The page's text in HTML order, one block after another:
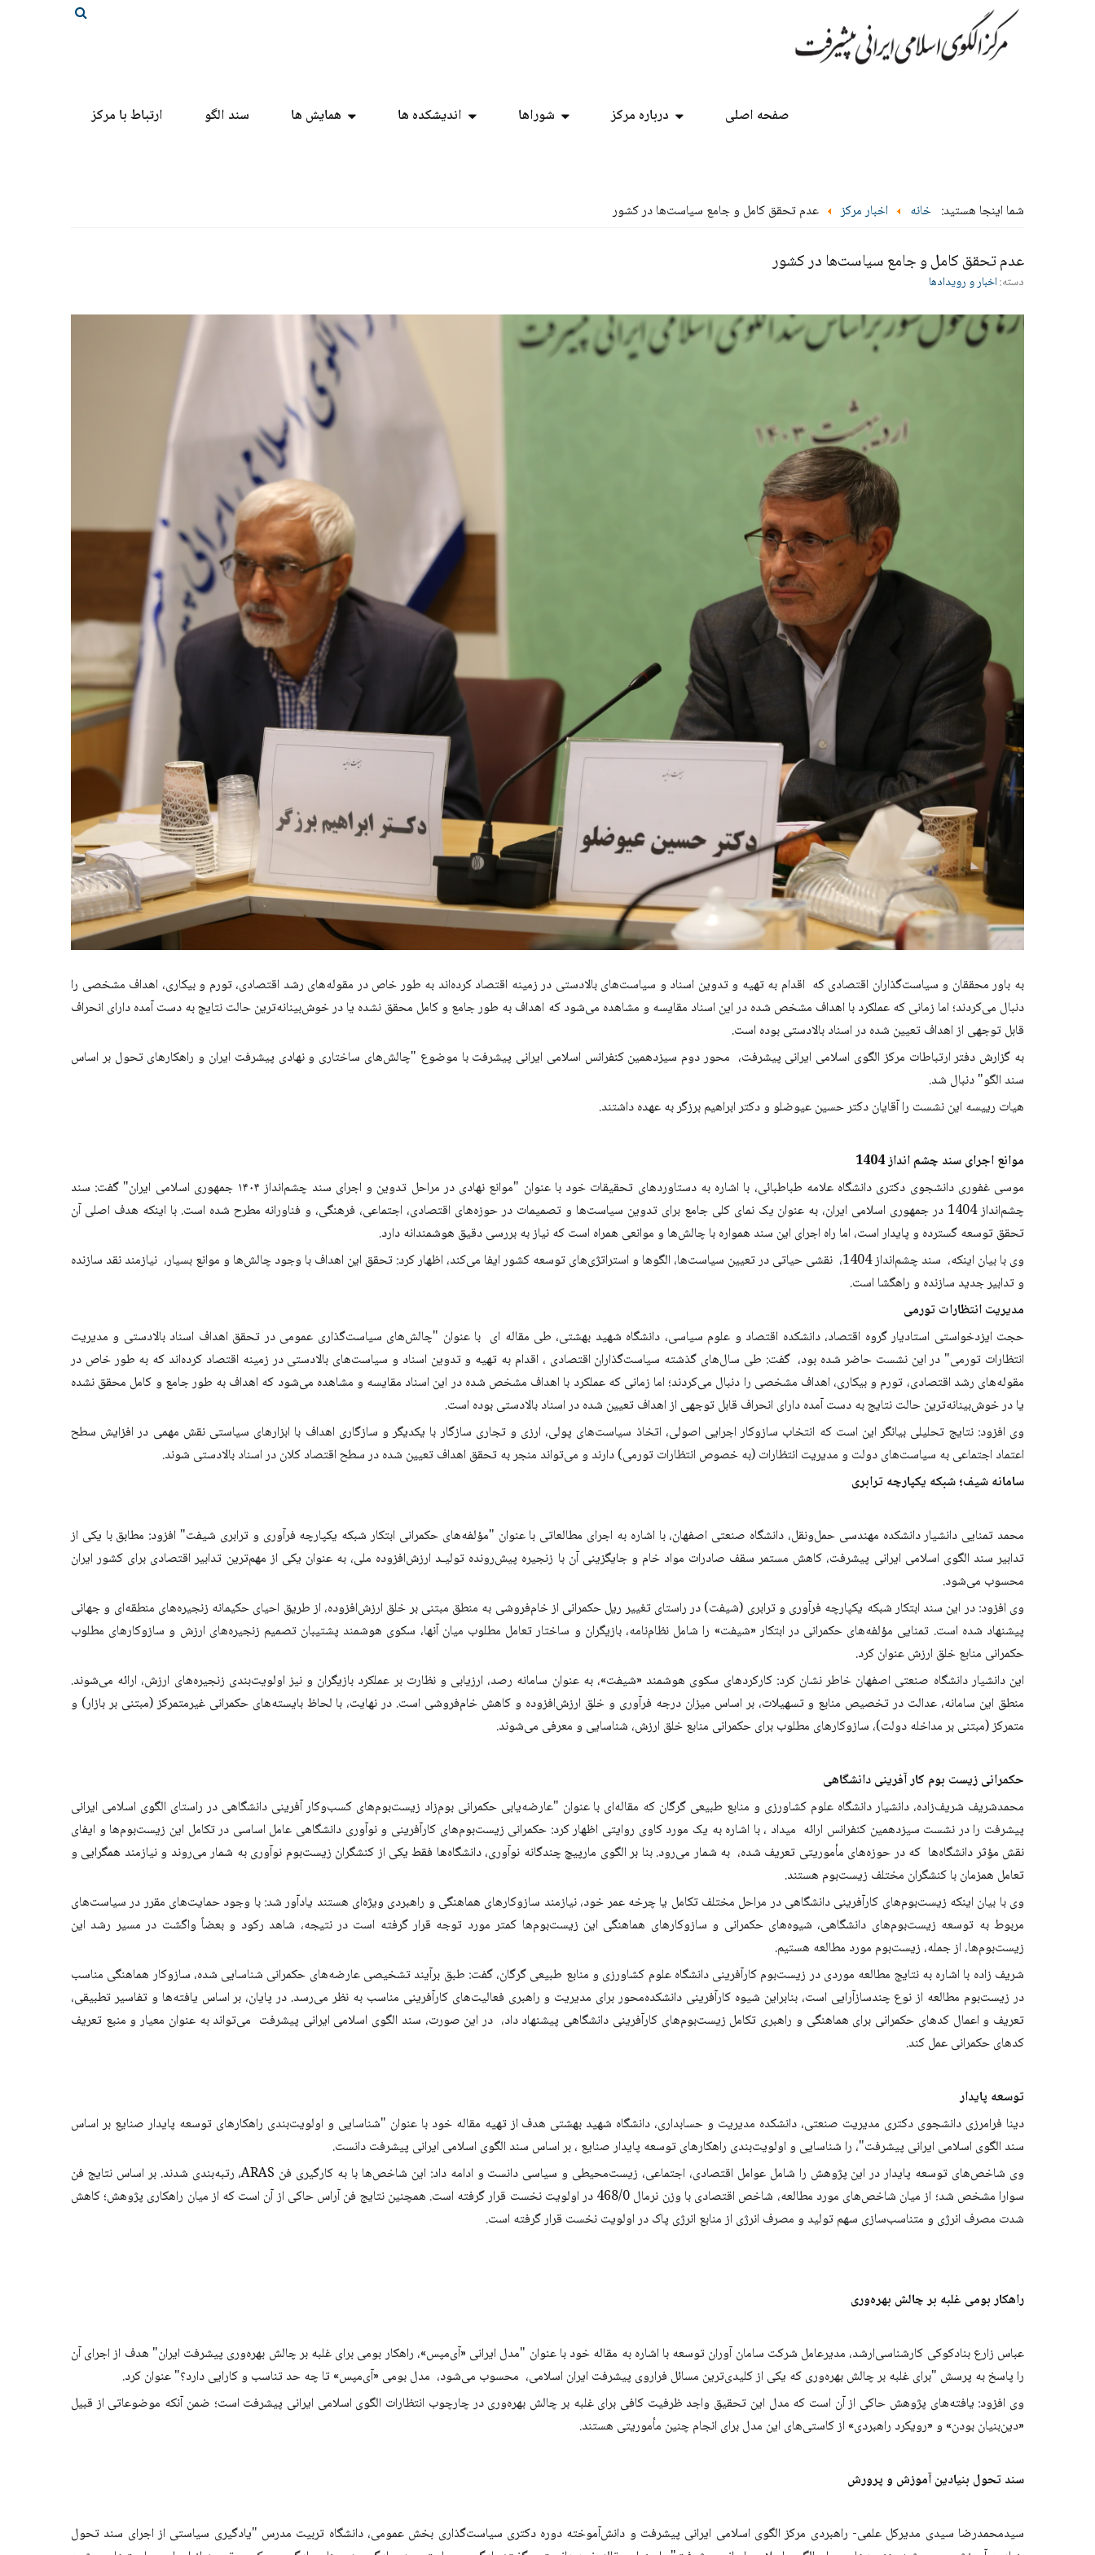
صفحه اصلی درباره مرکز شوراها اندیشکده ها همایش ها سند الگو ارتباط با مرکز
شما اینجا هستید: خانه اخبار مرکز عدم تحقق کامل و جامع سیاست‌ها در کشور
عدم تحقق کامل و جامع سیاست‌ها در کشور
دسته:اخبار و رویدادها
به باور محققان و سیاست‌گذاران اقتصادی که اقدام به تهیه و تدوین اسناد و سیاست‌های بالادستی در زمینه اقتصاد کرده‌اند به طور خاص در مقوله‌های رشد اقتصادی، تورم و بیکاری، اهداف مشخصی را
دنبال می‌کردند؛ اما زمانی که عملکرد با اهداف مشخص شده در این اسناد مقایسه و مشاهده می‌شود که اهداف به طور جامع و کامل محقق نشده‌ یا در خوش‌بینانه‌ترین حالت نتایج به دست آمده دارای انحراف
قابل توجهی از اهداف تعیین شده در اسناد بالادستی بوده است.
به گزارش دفتر ارتباطات مرکز الگوی اسلامی ایرانی پیشرفت، محور دوم سیزدهمین کنفرانس اسلامی ایرانی پیشرفت با موضوع "چالش‌های ساختاری و نهادی پیشرفت ایران و راهکارهای تحول بر اساس
سند الگو" دنبال شد.
هیات رییسه این نشست را آقایان دکتر حسین عیوضلو و دکتر ابراهیم برزگر به عهده داشتند.
موانع اجرای سند چشم انداز 1404
موسی غفوری دانشجوی دکتری دانشگاه علامه طباطبائی، با اشاره به دستاوردهای تحقیقات خود با عنوان "موانع نهادی در مراحل تدوین و اجرای سند چشم‌انداز ۱۴۰۴ جمهوری اسلامی ایران" گفت: سند
چشم‌انداز 1404 در جمهوری اسلامی ایران، به عنوان یک نمای کلی جامع برای تدوین سیاست‌ها و تصمیمات در حوزه‌های اقتصادی، اجتماعی، فرهنگی، و فناورانه مطرح شده است. با اینکه هدف اصلی آن
تحقق توسعه گسترده و پایدار است، اما راه اجرای این سند همواره با چالش‌ها و موانعی همراه است که نیاز به بررسی دقیق هوشمندانه دارد.
وی با بیان اینکه، سند چشم‌انداز 1404، نقشی حیاتی در تعیین سیاست‌ها، الگوها و استراتژی‌های توسعه کشور ایفا می‌کند، اظهار کرد: تحقق این اهداف با وجود چالش‌ها و موانع بسیار، نیازمند نقد سازنده
و تدابیر جدید سازنده و راهگشا است.
مدیریت انتظارات تورمی
حجت ایزد‌خواستی استادیار گروه اقتصاد، دانشکده اقتصاد و علوم سیاسی، دانشگاه شهید بهشتی، طی مقاله ای با عنوان "چالش‌های سیاست‌گذاری عمومی در تحقق اهداف اسناد بالادستی و مدیریت
انتظارات تورمی" در این نشست حاضر شده بود، گفت: طی سال‌های گذشته سیاست‌گذاران اقتصادی ، اقدام به تهیه و تدوین اسناد و سیاست‌های بالادستی در زمینه اقتصاد کرده‌اند که به طور خاص در
مقوله‌های رشد اقتصادی، تورم و بیکاری، اهداف مشخصی را دنبال می‌کردند؛ اما زمانی که عملکرد با اهداف مشخص شده در این اسناد مقایسه و مشاهده می‌شود که اهداف به طور جامع و کامل محقق نشده‌
یا در خوش‌بینانه‌ترین حالت نتایج به دست آمده دارای انحراف قابل توجهی از اهداف تعیین شده در اسناد بالادستی بوده است.
وی افزود: نتایج تحلیلی بیانگر این است که انتخاب سازوکار اجرایی اصولی، اتخاذ سیاست‌های پولی، ارزی و تجاری سازگار با یکدیگر و سازگاری اهداف با ابزارهای سیاستی نقش مهمی در افزایش سطح
اعتماد اجتماعی به سیاست‌های دولت و مدیریت انتظارات (به خصوص انتظارات تورمی) دارند و می‌تواند منجر به تحقق اهداف تعیین شده در سطح اقتصاد کلان در اسناد بالادستی شوند.
سامانه شیف؛ شبکه یکپارچه ترابری
محمد تمنایی دانشیار دانشکده مهندسی حمل‌ونقل، دانشگاه صنعتی اصفهان، با اشاره به اجرای مطالعاتی با عنوان "مؤلفه‌های حکمرانی ابتکار شبکه‌ یکپارچه‌ فرآوری و ترابری شیفت" افزود: مطابق با یکی از
تدابیر سند الگوی اسلامی ایرانی پیشرفت، کاهش مستمر سقف صادرات مواد خام و جایگزینی آن با زنجیره‌ پیش‌رونده‌ تولیـد ارزش‌افزوده ملی، به عنوان یکی از مهم‌ترین تدابیر اقتصادی برای کشور ایران
محسوب می‌شود.
وی افزود: در این سند ابتکار شبکه‌ یکپارچه‌ فرآوری و ترابری (شیفت) در راستای تغییر ریل حکمرانی از خام‌فروشی به منطق مبتنی بر خلق ارزش‌افزوده، از طریق احیای حکیمانه‌ زنجیره‌های منطقه‌ای و جهانی
پیشنهاد شده ‌است. تمنایی مؤلفه‌های حکمرانی در ابتکار «شیفت» را شامل نظام‌نامه‌، بازیگران و ساختار تعامل‌ مطلوب میان آنها، سکوی هوشمند پشتیبان تصمیم زنجیره‌های ارزش و سازوکارهای مطلوب
حکمرانی منابع خلق ارزش عنوان کرد.
این دانشیار دانشگاه صنعتی اصفهان خاطر نشان کرد: کارکردهای سکوی هوشمند «شیفت»، به عنوان سامانه رصد، ارزیابی و نظارت بر عملکرد بازیگران و نیز اولویت‌بندی زنجیره‌های ارزش، ارائه می‌شوند.
منطق این سامانه، عدالت در تخصیص منابع و تسهیلات، بر اساس میزان درجه‌ فرآوری و خلق ارزش‌افزوده و کاهش خام‌فروشی است. در نهایت، با لحاظ بایسته‌های حکمرانی غیرمتمرکز (مبتنی بر بازار) و
متمرکز (مبتنی بر مداخله دولت)، سازوکارهای مطلوب برای حکمرانی منابع خلق ارزش، شناسایی و معرفی می‌شوند.
حکمرانی زیست بوم کار آفرینی دانشگاهی
محمدشریف شریف‌زاده، دانشیار دانشگاه علوم کشاورزی و منابع طبیعی گرگان که مقاله‌ای با عنوان "عارضه‌یابی حکمرانی بوم‌زاد زیست‌بوم‌های کسب‌وکار آفرینی دانشگاهی در راستای الگوی اسلامی ایرانی
پیشرفت را در نشست سیزدهمین کنفرانس ارائه میداد ، با اشاره به یک مورد کاوی روایتی اظهار کرد: حکمرانی زیست‌بوم‌های کارآفرینی و نوآوری دانشگاهی عامل اساسی در تکامل این زیست‌بوم‌ها و ایفای
نقش مؤثر دانشگاه‌ها که در حوزه‌های مأموریتی تعریف ‌شده، به شمار می‌رود. بنا بر الگوی مارپیچ چندگانه نوآوری، دانشگاه‌ها فقط یکی از کنشگران زیست‌بوم نوآوری به شمار می‌روند و نیازمند همگرایی و
تعامل همزمان با کنشگران مختلف زیست‌بوم هستند.
وی با بیان اینکه زیست‌بوم‌های کارآفرینی دانشگاهی در مراحل مختلف تکامل یا چرخه عمر خود، نیازمند سازوکارهای هماهنگی و راهبردی ویژه‌ای هستند یادآور شد: با وجود حمایت‌های مقرر در سیاست‌های
مربوط به توسعه زیست‌بوم‌های دانشگاهی، شیوه‌های حکمرانی و سازوکارهای هماهنگی این زیست‌بوم‌ها کمتر مورد توجه قرار گرفته است در نتیجه، شاهد رکود و بعضاً واگشت در مسیر رشد این
زیست‌بوم‌ها، از جمله، زیست‌بوم مورد مطالعه هستیم.
شریف زاده با اشاره به نتایج مطالعه موردی در زیست‌بوم کارآفرینی دانشگاه علوم کشاورزی و منابع طبیعی گرگان، گفت: طبق برآیند تشخیصی عارضه‌های حکمرانی شناسایی ‌شده، سازوکار هماهنگی مناسب
در زیست‌بوم مطالعه از نوع چندسازآرایی است، بنابراین شیوه کارآفرینی دانشکده‌محور برای مدیریت و راهبری فعالیت‌های کارآفرینی مناسب به نظر می‌رسد. در پایان، بر اساس یافته‌ها و تفاسیر تطبیقی،
تعریف و اعمال کدهای حکمرانی برای هماهنگی و راهبری تکامل زیست‌بوم‌های کارآفرینی دانشگاهی پیشنهاد داد، در این صورت، سند الگوی اسلامی ایرانی پیشرفت می‌تواند به عنوان معیار و منبع تعریف
کدهای حکمرانی عمل کند.
توسعه پایدار
دینا فرامرزی دانشجوی دکتری مدیریت صنعتی، دانشکده مدیریت و حسابداری، دانشگاه شهید بهشتی هدف از تهیه مقاله خود با عنوان "شناسایی و اولویت‌بندی راهکارهای توسعه پایدار صنایع بر اساس
سند الگوی اسلامی ایرانی پیشرفت"، را شناسایی و اولویت‌بندی راهکارهای توسعه پایدار صنایع ، بر اساس سند الگوی اسلامی ایرانی پیشرفت دانست.
وی شاخص‌های توسعه پایدار در این پژوهش را شامل عوامل اقتصادی، اجتماعی، زیست‌محیطی و سیاسی دانست و ادامه داد: این شاخص‌ها با به ‌کارگیری فن ARAS، رتبه‌بندی شدند. بر اساس نتایج فن
سوارا مشخص شد؛ از میان شاخص‌های مورد مطالعه، شاخص اقتصادی با وزن نرمال 468/0 در اولویت نخست قرار گرفته است. همچنین نتایج فن آراس حاکی از آن است که از میان راهکاری پژوهش؛ کاهش
شدت مصرف انرژی و متناسب‌سازی سهم تولید و مصرف انرژی از منابع انرژی پاک در اولویت نخست قرار گرفته است.
راهکار بومی غلبه بر چالش بهره‌وری
عباس زارع بنادکوکی کارشناسی‌ارشد، مدیرعامل شرکت سامان آوران توسعه با اشاره به مقاله خود با عنوان "مدل ایرانی «آی‌مپس»، راهکار بومی برای غلبه بر چالش بهره‌وری پیشرفت ایران" هدف از اجرای آن
را پاسخ به پرسش "برای غلبه بر چالش بهره‌وری که یکی از کلیدی‌ترین مسائل فراروی پیشرفت ایران اسلامی، محسوب می‌شود، مدل بومی «آی‌مپس» تا چه حد تناسب و کارایی دارد؟" عنوان کرد.
وی افزود: یافته‌های پژوهش حاکی از آن است که مدل این تحقیق واجد ظرفیت کافی برای غلبه بر چالش بهره‌وری در چارچوب انتظارات الگوی ‌اسلامی ‌ایرانی پیشرفت است؛ ضمن آنکه موضوعاتی از قبیل
«دین‌بنیان بودن» و «رویکرد راهبردی» از کاستی‌های این مدل برای انجام چنین مأموریتی هستند.
سند تحول بنیادین آموزش و پرورش
سیدمحمدرضا سیدی مدیرکل علمی- راهبردی مرکز الگوی اسلامی ایرانی پیشرفت و دانش‌آموخته دوره دکتری سیاست‌گذاری بخش عمومی، دانشگاه تربیت مدرس "یادگیری سیاستی از اجرای سند تحول